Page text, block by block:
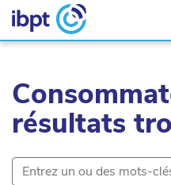
résultats